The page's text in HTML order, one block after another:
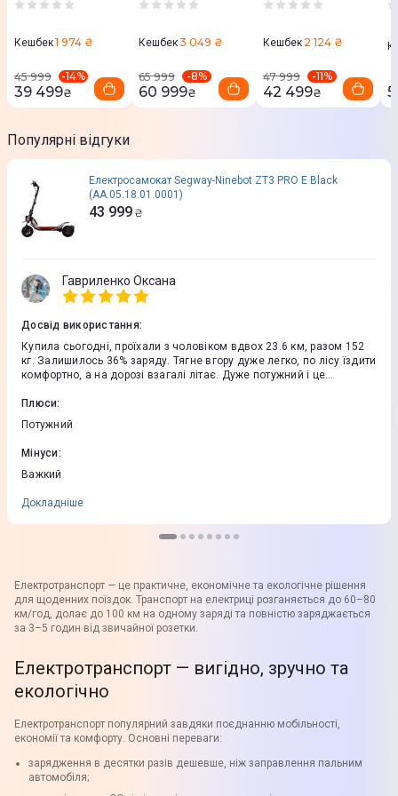
Кешбек1 974 ₴
45 999 -14%
39 499₴
Кешбек3 049 ₴
65 999 -8%
60 999₴
Кешбек 2 124 ₴
47 999 -11%
42 499₴
Популярні відгуки
Електросамокат Segway-Ninebot ZT3 PRO E Black
(AA.05.18.01.0001)
43 999 ₴
Гавриленко Оксана
Досвід використання:
Купила сьогодні, проїхали з чоловіком вдвох 23.6 км, разом 152
кг. Залишилось 36% заряду. Тягне вгору дуже легко, по лісу їздити
комфортно, а на дорозі взагалі літає. Дуже потужний і це
поруч, кермо дістає до шиї(можна сказати, що високий), але їхати
на ньому комфортно. Також він високий і я легко зійшла з першого
поверху по сходах вниз, деко не зачіпає. В ліфт влазить легко(в
панельці).
Плюси:
Потужний
Мінуси:
Важкий
Докладніше
Електротранспорт — це практичне, економічне та екологічне рішення
для щоденних поїздок. Транспорт на електриці розганяється до 60–80
км/год, долає до 100 км на одному заряді та повністю заряджається
за 3–5 годин від звичайної розетки.
Електротранспорт — вигідно, зручно та
екологічно
Електротранспорт популярний завдяки поєднанню мобільності,
економії та комфорту. Основні переваги:
зарядження в десятки разів дешевше, ніж заправлення пальним
автомобіля;